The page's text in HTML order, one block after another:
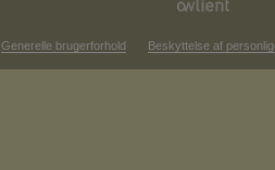
Generelle brugerforhold Beskyttelse af